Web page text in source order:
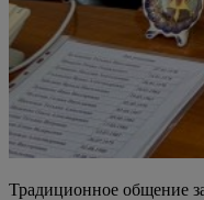
Традиционное общение